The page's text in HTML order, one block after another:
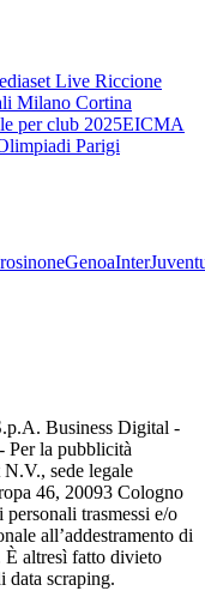
Live Riccione
Milano Cortina
per club 2025EICMA
Parigi
GenoaInter
Business Digital -
Per la pubblicità
sede legale
46, 20093 Cologno
trasmessi e/o
all’addestramento di
È altresì fatto divieto
data scraping.